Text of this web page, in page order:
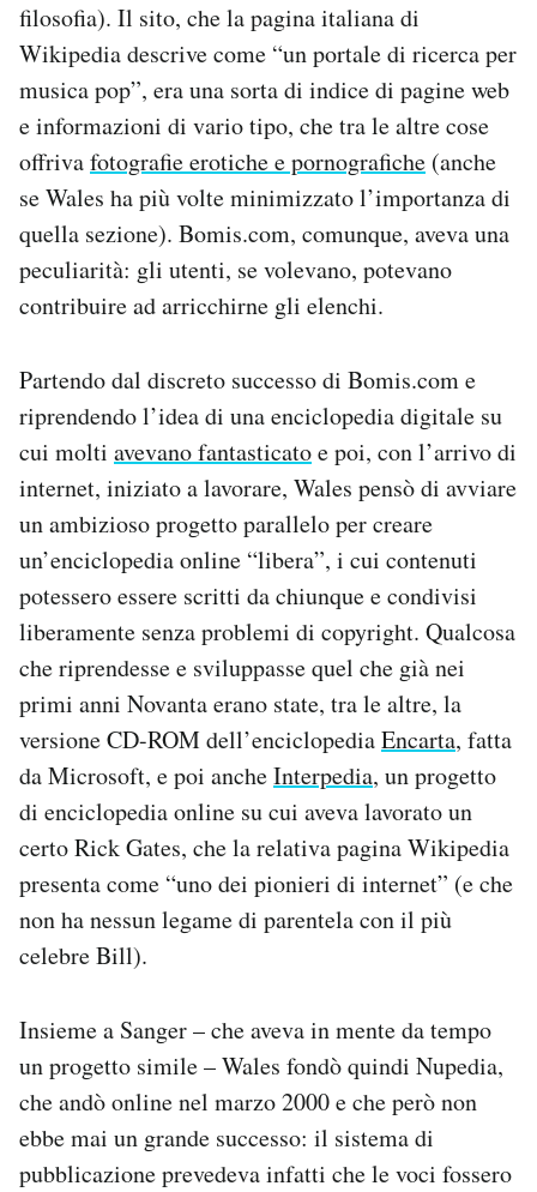
filosofia). Il sito, che la pagina italiana di
Wikipedia descrive come “un portale di ricerca per
musica pop”, era una sorta di indice di pagine web
e informazioni di vario tipo, che tra le altre cose
offrivafotografie erotiche e pornografiche (anche
se Wales ha più volte minimizzato l’importanza di
quella sezione). Bomis.com, comunque, aveva una
peculiarità: gli utenti, se volevano, potevano
contribuire ad arricchirne gli elenchi.
Partendo dal discreto successo di Bomis.com e
riprendendo l’idea di una enciclopedia digitale su
cui molti avevano fantasticatoe poi, con l’arrivo di
internet, iniziato a lavorare, Wales pensò di avviare
un ambizioso progetto parallelo per creare
un’enciclopedia online “libera”, i cui contenuti
potessero essere scritti da chiunque e condivisi
liberamente senza problemi di copyright. Qualcosa
che riprendesse e sviluppasse quel che già nei
primi anni Novanta erano state, tra le altre, la
versione CD-ROM dell’enciclopediaEncarta, fatta
da Microsoft, e poi ancheInterpedia, un progetto
di enciclopedia online su cui aveva lavorato un
certo Rick Gates, che la relativa pagina Wikipedia
presenta come “uno dei pionieri di internet” (e che
non ha nessun legame di parentela con il più
celebre Bill).
Insieme a Sanger – che aveva in mente da tempo
un progetto simile – Wales fondò quindi Nupedia,
che andò online nel marzo 2000 e che però non
ebbe mai un grande successo: il sistema di
pubblicazione prevedeva infatti che le voci fossero